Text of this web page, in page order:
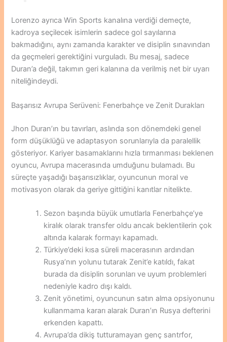
Lorenzo ayrıca Win Sports kanalına verdiği demeçte,
kadroya seçilecek isimlerin sadece gol sayılarına
bakmadığını, aynı zamanda karakter ve disiplin sınavından
da geçmeleri gerektiğini vurguladı. Bu mesaj, sadece
Duran’a değil, takımın geri kalanına da verilmiş net bir uyarı
niteliğindeydi.
Başarısız Avrupa Serüveni: Fenerbahçe ve Zenit Durakları
Jhon Duran’ın bu tavırları, aslında son dönemdeki genel
form düşüklüğü ve adaptasyon sorunlarıyla da paralellik
gösteriyor. Kariyer basamaklarını hızla tırmanması beklenen
oyuncu, Avrupa macerasında umduğunu bulamadı. Bu
süreçte yaşadığı başarısızlıklar, oyuncunun moral ve
motivasyon olarak da geriye gittiğini kanıtlar nitelikte.
Sezon başında büyük umutlarla Fenerbahçe’ye
kiralık olarak transfer oldu ancak beklentilerin çok
altında kalarak formayı kapamadı.
Türkiye’deki kısa süreli macerasının ardından
Rusya’nın yolunu tutarak Zenit’e katıldı, fakat
burada da disiplin sorunları ve uyum problemleri
nedeniyle kadro dışı kaldı.
Zenit yönetimi, oyuncunun satın alma opsiyonunu
kullanmama kararı alarak Duran’ın Rusya defterini
erkenden kapattı.
Avrupa’da dikiş tutturamayan genç santrfor,